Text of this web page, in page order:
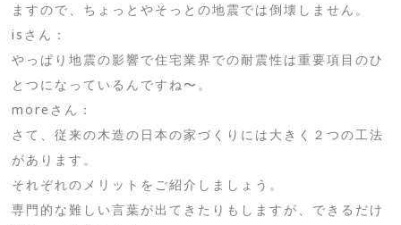
ますので、ちょっとやそっとの地震では倒壊しません。
isさん：
やっぱり地震の影響で住宅業界での耐震性は重要項目のひ
とつになっているんですね〜。
moreさん：
さて、従来の木造の日本の家づくりには大きく２つの工法
があります。
それぞれのメリットをご紹介しましょう。
専門的な難しい言葉が出てきたりもしますが、できるだけ